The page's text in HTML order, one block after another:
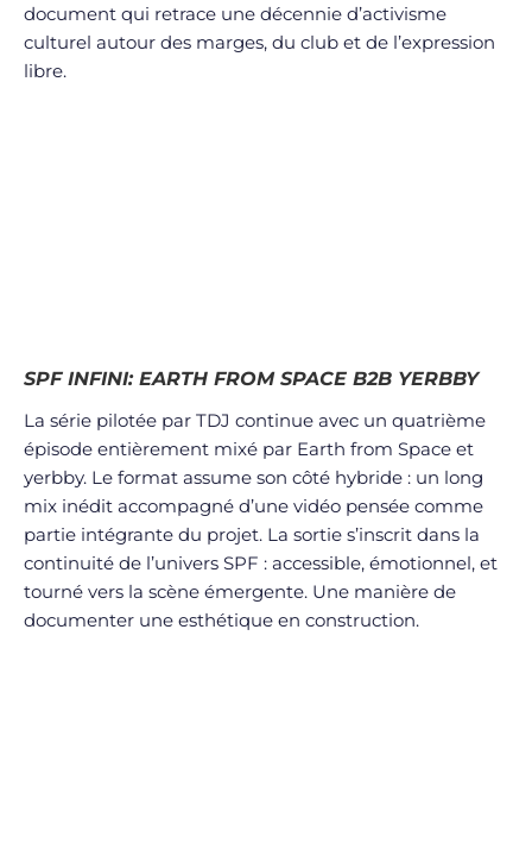
document qui retrace une décennie d’activisme
culturel autour des marges, du club et de l’expression
libre.
SPF INFINI: EARTH FROM SPACE B2B YERBBY
La série pilotée par TDJ continue avec un quatrième
épisode entièrement mixé par Earth from Space et
yerbby. Le format assume son côté hybride : un long
mix inédit accompagné d’une vidéo pensée comme
partie intégrante du projet. La sortie s’inscrit dans la
continuité de l’univers SPF : accessible, émotionnel, et
tourné vers la scène émergente. Une manière de
documenter une esthétique en construction.